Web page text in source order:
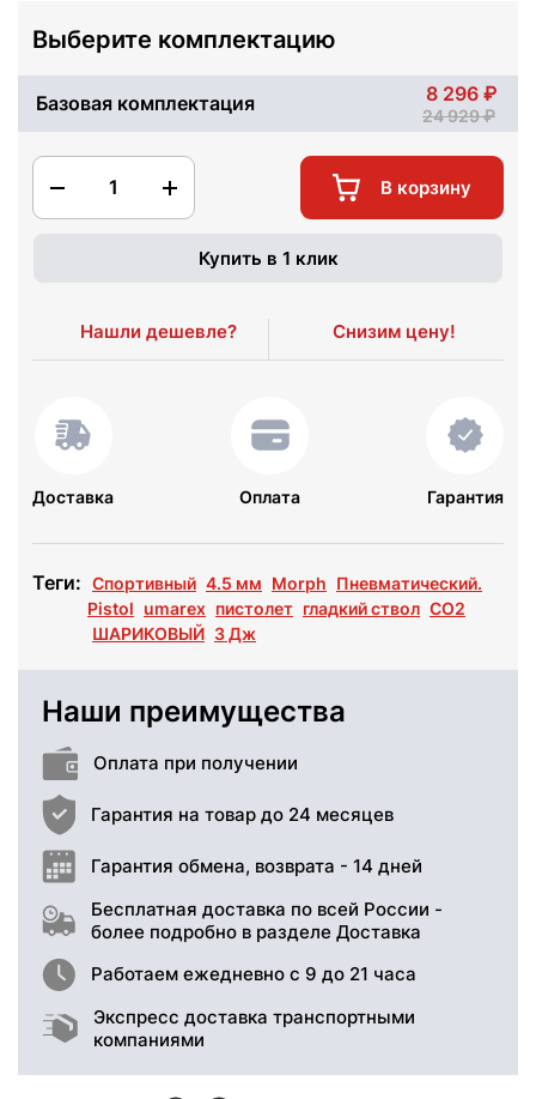
Выберите комплектацию
Базовая комплектация 8 296
24 929
1 В корзину
Купить в 1 клик
Нашли дешевле? Снизим цену!
Доставка Оплата Гарантия
Теги: Спортивный 4.5 мм Morph Пневматический.
Pistol umarex пистолет гладкий ствол СО2
ШАРИКОВЫЙ 3 Дж
Наши преимущества
Оплата при получении
Гарантия на товар до 24 месяцев
Гарантия обмена, возврата - 14 дней
Бесплатная доставка по всей России -
более подробно в разделе Доставка
Работаем ежедневно с 9 до 21 часа
Экспресс доставка транспортными
компаниями